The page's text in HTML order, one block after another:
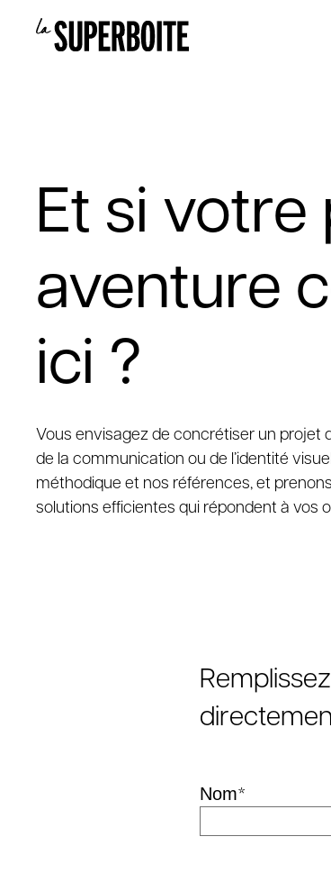
Et si
aventure
ici ?
Vous envisagez de concrétiser un projet
de la communication ou de l’identité
méthodique et nos références, et
solutions efficientes qui répondent à vos
Nom*